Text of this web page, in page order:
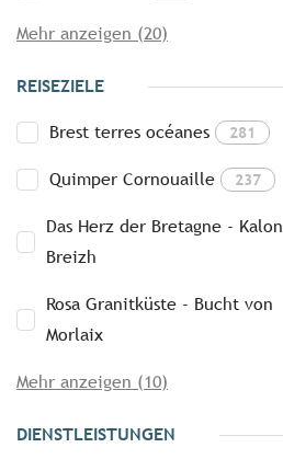
Mehr anzeigen (20)
REISEZIELE
Brest terres océanes 281
Quimper Cornouaille 237
Das Herz der Bretagne - Kalon
Breizh
Rosa Granitküste - Bucht von
Morlaix
Mehr anzeigen (10)
DIENSTLEISTUNGEN